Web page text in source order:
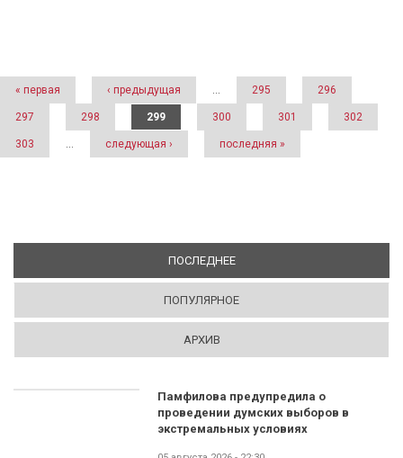
« первая ‹ предыдущая … 295 296
297 298 299 300 301 302
303 … следующая › последняя »
ПОСЛЕДНЕЕ(АКТИВНАЯ ВКЛАДКА)
ПОПУЛЯРНОЕ
АРХИВ
Памфилова предупредила о
проведении думских выборов в
экстремальных условиях